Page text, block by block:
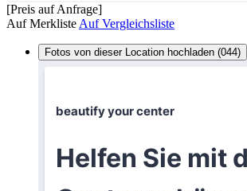
[Preis auf Anfrage]
Auf Merkliste Auf Vergleichsliste
Fotos von dieser Location hochladen (044)